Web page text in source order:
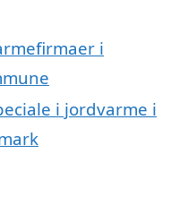
i
i jordvarme i